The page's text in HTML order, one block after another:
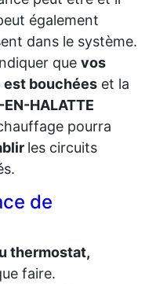
également
dans le système.
que vos
bouchées et la
HALATTE
pourra
les circuits
de
thermostat,
faire.